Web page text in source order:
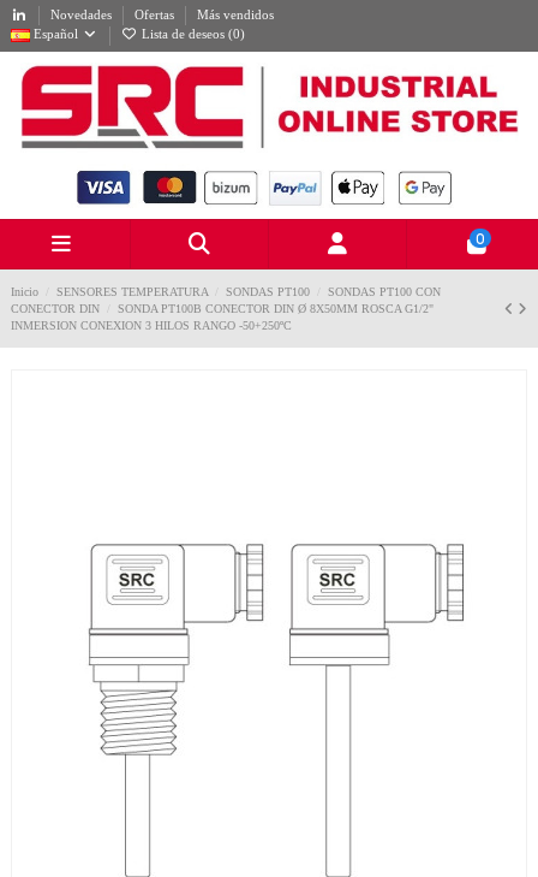
Novedades Ofertas
Más vendidos
Español
Lista de deseos (0)
0
Inicio SENSORES TEMPERATURA SONDAS PT100
SONDAS PT100 CON
CONECTOR DIN
SONDA PT100B CONECTOR DIN Ø 8X50MM ROSCA G1/2"
INMERSION CONEXION 3 HILOS RANGO -50+250ºC